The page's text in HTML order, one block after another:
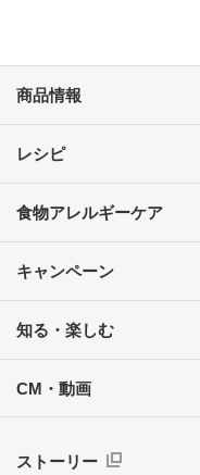
商品情報
レシピ
食物アレルギーケア
キャンペーン
知る・楽しむ
CM・動画
ストーリー